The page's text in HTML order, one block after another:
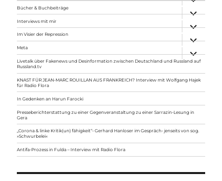
anzeigen
Bücher & Buchbeiträge
anzeigen
Interviews mit mir
anzeigen
Im Visier der Repression
anzeigen
Meta
anzeigen
Livetalk über Fakenews und Desinformation zwischen Deutschland und Russland auf
Russland.tv
KNAST FÜR JEAN-MARC ROUILLAN AUS FRANKREICH? Interview mit Wolfgang Hajek
für Radio Flora
In Gedenken an Harun Farocki
Presseberichterstattung zu einer Gegenveranstaltung zu einer Sarrazin-Lesung in
Gera
„Corona & linke Kritik(un) fähigkeit“- Gerhard Hanloser im Gespräch- jenseits von sog.
»Schwurbelei«
Antifa-Prozess in Fulda – Interview mit Radio Flora